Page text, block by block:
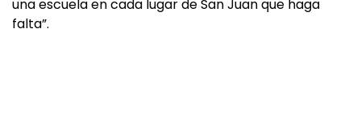
una escuela en cada lugar de San Juan que haga
falta”.